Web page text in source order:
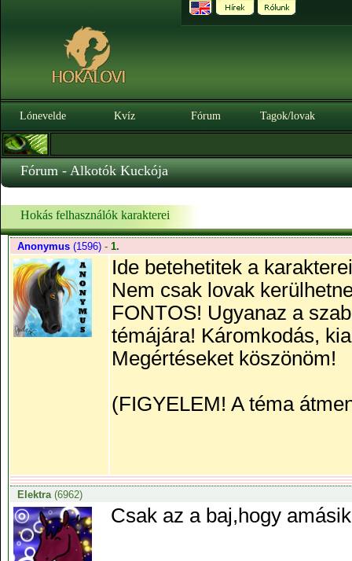
Lónevelde Kvíz Fórum Tagok/lovak
Fórum - Alkotók Kuckója
Hokás felhasználók karakterei
Anonymus(1596) - 1.
Ide betehetitek a
Nem csak lovak
FONTOS! Ugyanaz a
témájára! Káromkodás,
Megértéseket köszönöm!
(FIGYELEM! A téma
Elektra(6962)
Csak az a baj,hogy